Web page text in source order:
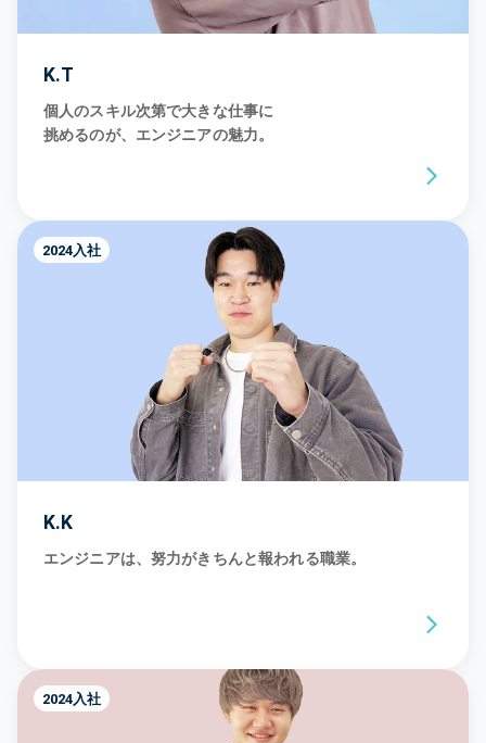
K.T
個人のスキル次第で大きな仕事に
挑めるのが、エンジニアの魅力。
2024入社
K.K
エンジニアは、努力がきちんと報われる職業。
2024入社